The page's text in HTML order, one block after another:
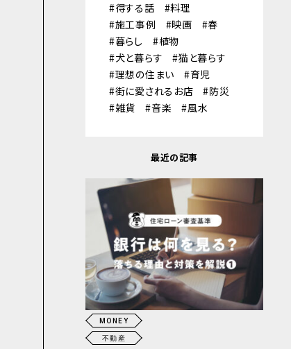
得する話
料理
施工事例
映画
春
暮らし
植物
犬と暮らす
猫と暮らす
理想の住まい
育児
街に愛されるお店
防災
雑貨
音楽 風水
最近の記事
MONEY
不動産